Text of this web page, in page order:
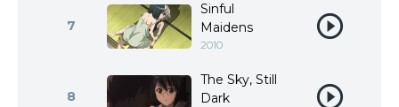
7
Sinful
Maidens
2010
8
The Sky, Still
Dark